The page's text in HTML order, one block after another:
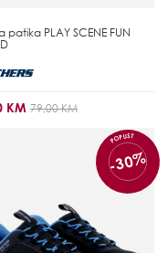
patika PLAY SCENE FUN
KM 79,00 KM
POPUST
-30%